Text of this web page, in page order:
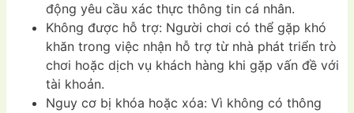
động yêu cầu xác thực thông tin cá nhân.
Không được hỗ trợ: Người chơi có thể gặp khó
khăn trong việc nhận hỗ trợ từ nhà phát triển trò
chơi hoặc dịch vụ khách hàng khi gặp vấn đề với
tài khoản.
Nguy cơ bị khóa hoặc xóa: Vì không có thông